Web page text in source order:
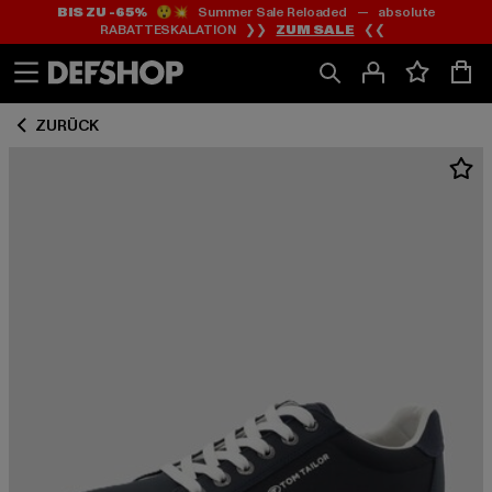
Zum
Inhalt
springen
Zum
Fußzeile
springen
BIS ZU -65%😲💥 Summer Sale Reloaded — absolute
RABATTESKALATION ❯❯ ZUM SALE ❮❮
ZURÜCK